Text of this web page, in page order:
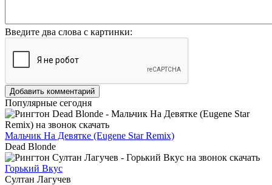
Введите два слова с картинки:
Добавить комментарий
Популярные сегодня
Мальчик На Девятке (Eugene Star Remix)
Dead Blonde
Горький Вкус
Султан Лагучев